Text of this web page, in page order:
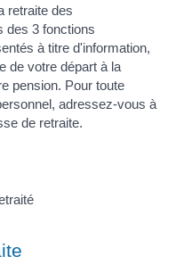
retraite des
des 3 fonctions
à titre d'information,
de votre départ à la
pension. Pour toute
adressez-vous à
de retraite.